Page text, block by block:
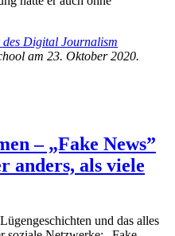
des Digital Journalism
am 23. Oktober 2020.
– „Fake News”
anders, als viele
und das alles